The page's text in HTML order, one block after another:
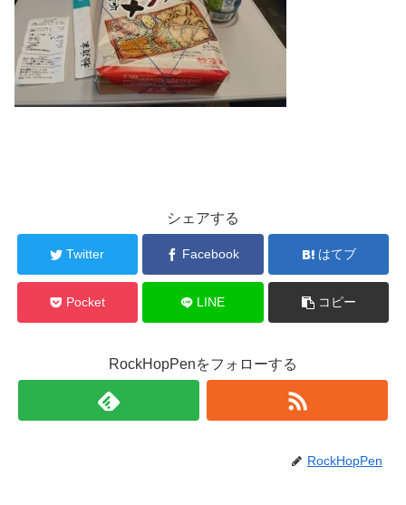
シェアする
Twitter Facebook はてブ
Pocket LINE コピー
RockHopPenをフォローする
RockHopPen